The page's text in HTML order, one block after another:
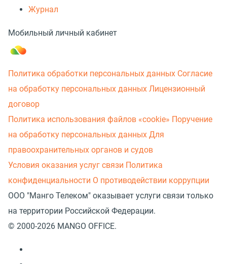
Журнал
Мобильный личный кабинет
Политика обработки персональных данных Согласие
на обработку персональных данных Лицензионный
договор
Политика использования файлов «cookie» Поручение
на обработку персональных данных Для
правоохранительных органов и судов
Условия оказания услуг связи Политика
конфиденциальности О противодействии коррупции
ООО "Манго Телеком" оказывает услуги связи только
на территории Российской Федерации.
© 2000-2026 MANGO OFFICE.